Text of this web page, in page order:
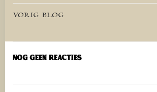
Bericht
navigatie
VORIG BLOG
Nog geen reacties